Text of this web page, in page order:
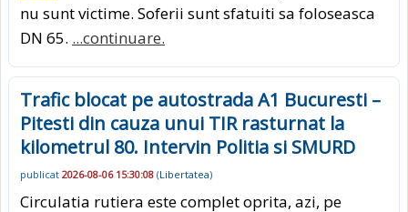
nu sunt victime. Soferii sunt sfatuiti sa foloseasca
DN 65. ...continuare.
Trafic blocat pe autostrada A1 Bucuresti –
Pitesti din cauza unui TIR rasturnat la
kilometrul 80. Intervin Politia si SMURD
publicat 2026-08-06 15:30:08 (Libertatea)
Circulatia rutiera este complet oprita, azi, pe